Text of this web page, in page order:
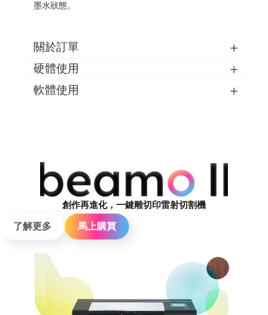
墨水狀態。
關於訂單
硬體使用
軟體使用
創作再進化，一鍵雕切印雷射切割機
了解更多 馬上購買